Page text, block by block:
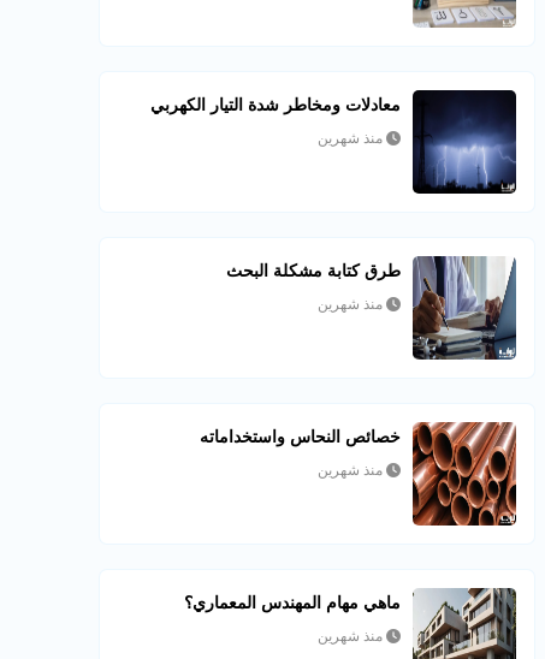
معادلات ومخاطر شدة التيار الكهربي
منذ شهرين
طرق كتابة مشكلة البحث
منذ شهرين
خصائص النحاس واستخداماته
منذ شهرين
ماهي مهام المهندس المعماري؟
منذ شهرين